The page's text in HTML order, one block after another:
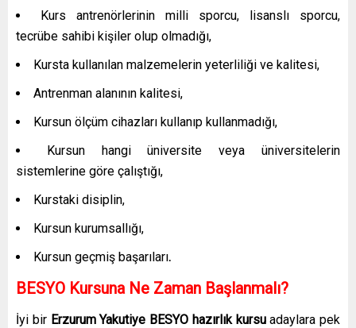
Kurs antrenörlerinin milli sporcu, lisanslı sporcu,
tecrübe sahibi kişiler olup olmadığı,
Kursta kullanılan malzemelerin yeterliliği ve kalitesi,
Antrenman alanının kalitesi,
Kursun ölçüm cihazları kullanıp kullanmadığı,
Kursun hangi üniversite veya üniversitelerin
sistemlerine göre çalıştığı,
Kurstaki disiplin,
Kursun kurumsallığı,
Kursun geçmiş başarıları.
BESYO Kursuna Ne Zaman Başlanmalı?
İyi birErzurum Yakutiye BESYO hazırlık kursuadaylara pek